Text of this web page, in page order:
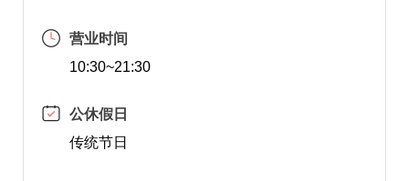
营业时间
10:30~21:30
公休假日
传统节日